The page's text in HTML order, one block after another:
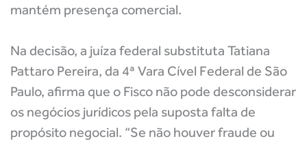
mantém presença comercial.
Na decisão, a juíza federal substituta Tatiana
Pattaro Pereira, da 4ª Vara Cível Federal de São
Paulo, afirma que o Fisco não pode desconsiderar
os negócios jurídicos pela suposta falta de
propósito negocial. “Se não houver fraude ou